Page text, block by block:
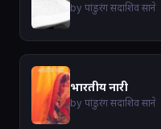
by पांडुरंग सदाशिव साने
भारतीय नारी
by पांडुरंग सदाशिव साने